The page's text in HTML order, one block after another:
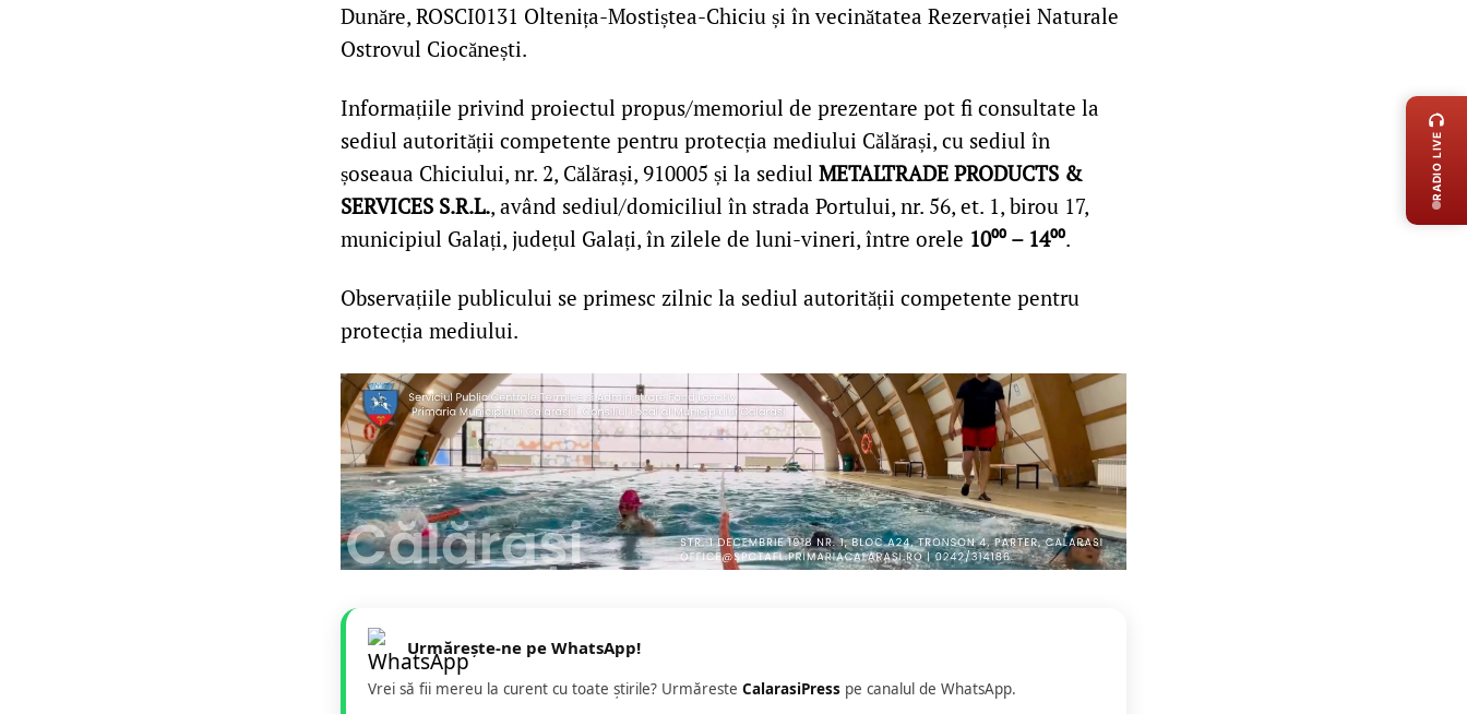
Dunăre, ROSCI0131 Oltenița-Mostiștea-Chiciu și în vecinătatea Rezervației Naturale
Ostrovul Ciocănești.
Informațiile privind proiectul propus/memoriul de prezentare pot fi consultate la
sediul autorității competente pentru protecția mediului Călărași, cu sediul în
șoseaua Chiciului, nr. 2, Călărași, 910005 și la sediul METALTRADE PRODUCTS &
SERVICES S.R.L., având sediul/domiciliul în strada Portului, nr. 56, et. 1, birou 17,
municipiul Galați, județul Galați, în zilele de luni-vineri, între orele 10⁰⁰ – 14⁰⁰.
Observațiile publicului se primesc zilnic la sediul autorității competente pentru
protecția mediului.
Urmărește-ne pe WhatsApp!
Vrei să fii mereu la curent cu toate știrile? Urmăreste CalarasiPress pe canalul de WhatsApp.
RADIO LIVE